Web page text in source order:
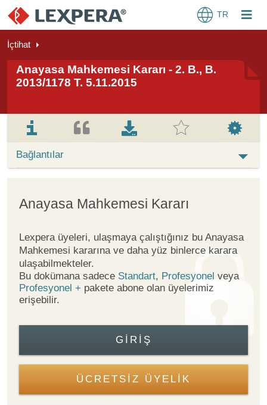
TR
İçtihat
Anayasa Mahkemesi Kararı - 2. B., B.
2013/1178 T. 5.11.2015
Bağlantılar
Anayasa Mahkemesi Kararı
Lexpera üyeleri, ulaşmaya çalıştığınız bu Anayasa
Mahkemesi kararına ve daha yüz binlerce karara
ulaşabilmekteler.
Bu dokümana sadece Standart, Profesyonel veya
Profesyonel + pakete abone olan üyelerimiz
erişebilir.
GIRIŞ
ÜCRETSİZ ÜYELİK